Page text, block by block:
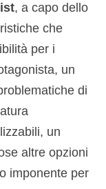
, a capo dello
che
per i
un
di
un
altre opzioni
imponente per